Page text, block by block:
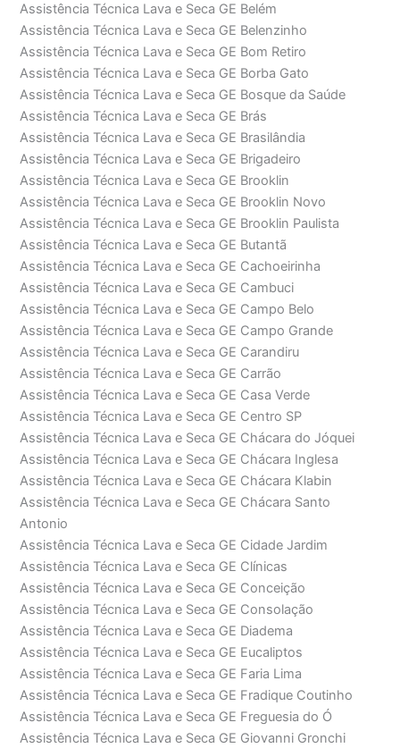
Assistência Técnica Lava e Seca GE Belém
Assistência Técnica Lava e Seca GE Belenzinho
Assistência Técnica Lava e Seca GE Bom Retiro
Assistência Técnica Lava e Seca GE Borba Gato
Assistência Técnica Lava e Seca GE Bosque da Saúde
Assistência Técnica Lava e Seca GE Brás
Assistência Técnica Lava e Seca GE Brasilândia
Assistência Técnica Lava e Seca GE Brigadeiro
Assistência Técnica Lava e Seca GE Brooklin
Assistência Técnica Lava e Seca GE Brooklin Novo
Assistência Técnica Lava e Seca GE Brooklin Paulista
Assistência Técnica Lava e Seca GE Butantã
Assistência Técnica Lava e Seca GE Cachoeirinha
Assistência Técnica Lava e Seca GE Cambuci
Assistência Técnica Lava e Seca GE Campo Belo
Assistência Técnica Lava e Seca GE Campo Grande
Assistência Técnica Lava e Seca GE Carandiru
Assistência Técnica Lava e Seca GE Carrão
Assistência Técnica Lava e Seca GE Casa Verde
Assistência Técnica Lava e Seca GE Centro SP
Assistência Técnica Lava e Seca GE Chácara do Jóquei
Assistência Técnica Lava e Seca GE Chácara Inglesa
Assistência Técnica Lava e Seca GE Chácara Klabin
Assistência Técnica Lava e Seca GE Chácara Santo
Antonio
Assistência Técnica Lava e Seca GE Cidade Jardim
Assistência Técnica Lava e Seca GE Clínicas
Assistência Técnica Lava e Seca GE Conceição
Assistência Técnica Lava e Seca GE Consolação
Assistência Técnica Lava e Seca GE Diadema
Assistência Técnica Lava e Seca GE Eucaliptos
Assistência Técnica Lava e Seca GE Faria Lima
Assistência Técnica Lava e Seca GE Fradique Coutinho
Assistência Técnica Lava e Seca GE Freguesia do Ó
Assistência Técnica Lava e Seca GE Giovanni Gronchi